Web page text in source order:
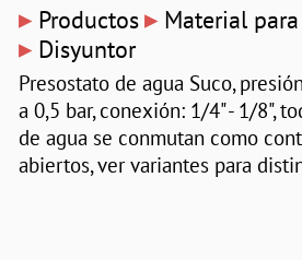
▸ Productos▸ Material
▸ Disyuntor
Presostato de agua Suco,
a 0,5 bar, conexión: 1/4" - 1/8",
de agua se conmutan como
abiertos, ver variantes para